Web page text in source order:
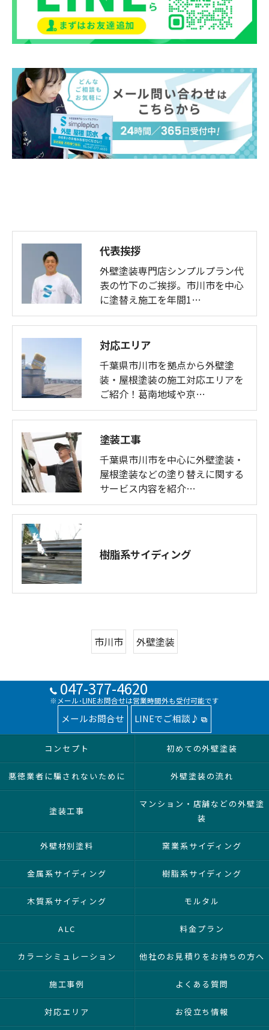
代表挨拶
外壁塗装専門店シンプルプラン代
表の竹下のご挨拶。市川市を中心
に塗替え施工を年間1…
対応エリア
千葉県市川市を拠点から外壁塗
装・屋根塗装の施工対応エリアを
ご紹介！葛南地域や京…
塗装工事
千葉県市川市を中心に外壁塗装・
屋根塗装などの塗り替えに関する
サービス内容を紹介…
樹脂系サイディング
市川市 外壁塗装
047-377-4620
※メール･LINEお問合せは営業時間外も受付可能です
メールお問合せ LINEでご相談♪
コンセプト 初めての外壁塗装
悪徳業者に騙されないために 外壁塗装の流れ
塗装工事
マンション・店舗などの外壁塗
装
外壁材別塗料 窯業系サイディング
金属系サイディング 樹脂系サイディング
木質系サイディング モルタル
ALC 料金プラン
カラーシミュレーション 他社のお見積りをお持ちの方へ
施工事例 よくある質問
対応エリア お役立ち情報